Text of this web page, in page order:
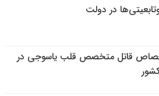
در دولت
قاتل متخصص قلب یاسوجی در